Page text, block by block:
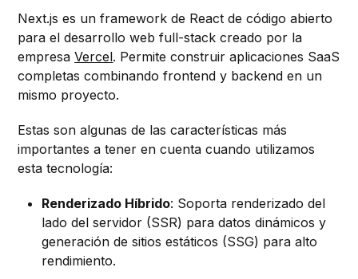
Next.js es un framework de React de código abierto
para el desarrollo web full-stack creado por la
empresaVercel. Permite construir aplicaciones SaaS
completas combinando frontend y backend en un
mismo proyecto.
Estas son algunas de las características más
importantes a tener en cuenta cuando utilizamos
esta tecnología:
Renderizado Híbrido: Soporta renderizado del
lado del servidor (SSR) para datos dinámicos y
generación de sitios estáticos (SSG) para alto
rendimiento.